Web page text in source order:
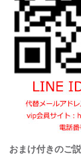
おまけ付きのご